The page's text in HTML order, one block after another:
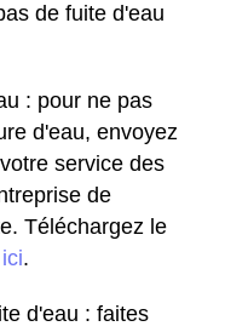
de fuite d'eau
: pour ne pas
d'eau, envoyez
service des
de
Téléchargez le
ici.
d'eau : faites